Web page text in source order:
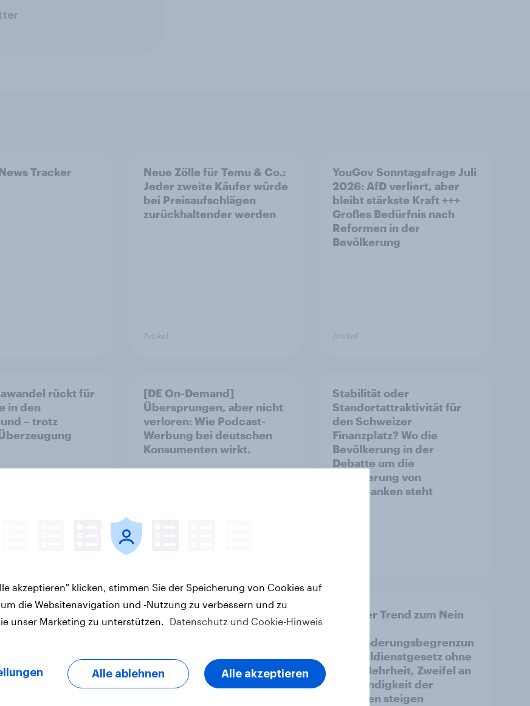
Tracker
Neue Zölle für Temu & Co.:
Jeder zweite Käufer würde
bei Preisaufschlägen
zurückhaltender werden
Artikel
YouGov Sonntagsfrage Juli
2026: AfD verliert, aber
bleibt stärkste Kraft +++
Großes Bedürfnis nach
Reformen in der
Bevölkerung
Artikel
rückt für
in den
– trotz
[DE On-Demand]
Übersprungen, aber nicht
verloren: Wie Podcast-
Werbung bei deutschen
Konsumenten wirkt.
Stabilität oder
Standortattraktivität für
den Schweizer
Finanzplatz? Wo die
Bevölkerung in der
Debatte um die
Regulierung von
Grossbanken steht
Erfolgsbilanz bei
Wahlen
Zur Abstimmung am 14.
Juni 2026: Trend zur
Bevölkerungsobergrenze
verstetigt sich, Chancen
für Annahme des
Leichter Trend zum Nein
Einwanderungsbegrenzun
g – Zivildienstgesetz ohne
klare Mehrheit, Zweifel an
Notwendigkeit der
Vorlagen steigen
akzeptieren" klicken, stimmen Sie der Speicherung von Cookies auf
die Websitenavigation und -Nutzung zu verbessern und zu
unser Marketing zu unterstützen. Datenschutz und Cookie-Hinweis
Alle ablehnen Alle akzeptieren